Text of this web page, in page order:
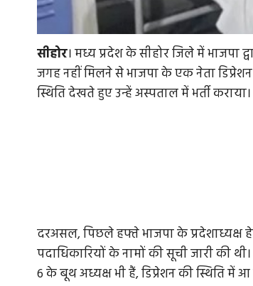
सीहोर। मध्य प्रदेश के सीहोर जिले में भाजपा
जगह नहीं मिलने से भाजपा के एक नेता
स्थिति देखते हुए उन्हें अस्पताल में भर्ती कराया।
दरअसल, पिछले हफ्ते भाजपा के प्रदेशाध्यक्ष
पदाधिकारियों के नामों की सूची जारी की
6 के बूथ अध्यक्ष भी हैं, डिप्रेशन की स्थिति में